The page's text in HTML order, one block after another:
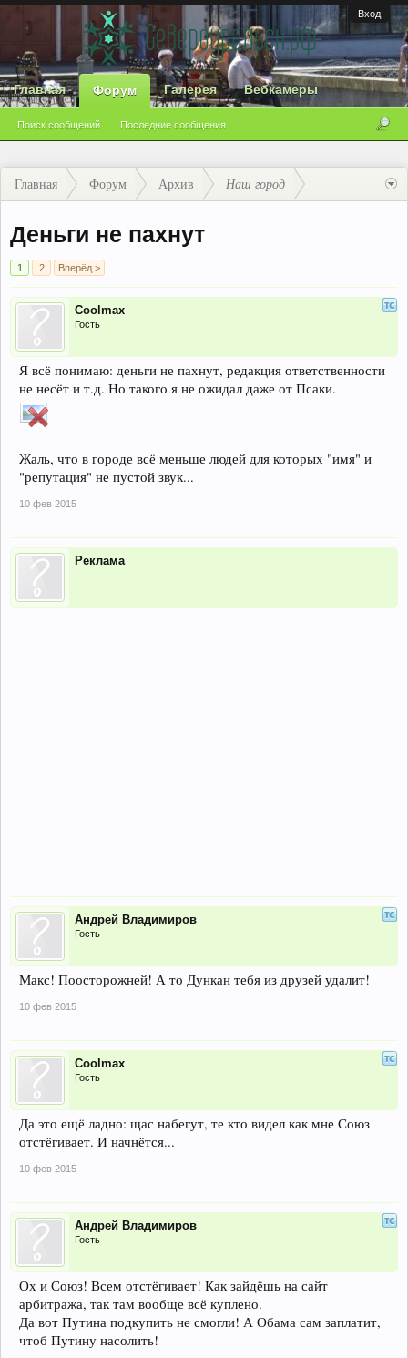
Вход
Главная Форум
Поиск сообщений Последние сообщения
Галерея Вебкамеры
Главная Форум Архив Наш город
Деньги не пахнут
1 2 Вперёд >
Coolmax
Гость
Я всё понимаю: деньги не пахнут, редакция ответственности
не несёт и т.д. Но такого я не ожидал даже от Псаки.
Жаль, что в городе всё меньше людей для которых "имя" и
"репутация" не пустой звук...
10 фев 2015
Реклама
Андрей Владимиров
Гость
Макс! Поосторожней! А то Дункан тебя из друзей удалит!
10 фев 2015
Coolmax
Гость
Да это ещё ладно: щас набегут, те кто видел как мне Союз
отстёгивает. И начнётся...
10 фев 2015
Андрей Владимиров
Гость
Ох и Союз! Всем отстёгивает! Как зайдёшь на сайт
арбитража, так там вообще всё куплено.
Да вот Путина подкупить не смогли! А Обама сам заплатит,
чтоб Путину насолить!